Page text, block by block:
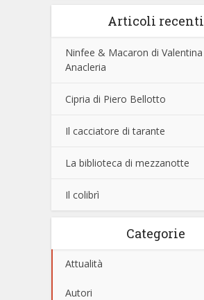
Articoli recenti
Ninfee & Macaron di Valentina
Anacleria
Cipria di Piero Bellotto
Il cacciatore di tarante
La biblioteca di mezzanotte
Il colibrì
Categorie
Attualità
Autori